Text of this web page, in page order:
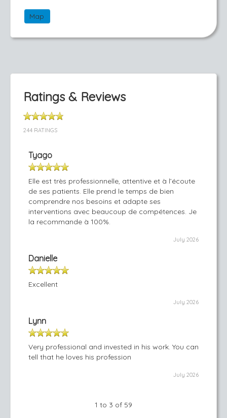
Map
Ratings & Reviews
244 RATINGS
Tyago
Elle est très professionnelle, attentive et à l’écoute
de ses patients. Elle prend le temps de bien
comprendre nos besoins et adapte ses
interventions avec beaucoup de compétences. Je
la recommande à 100%.
July 2026
Danielle
Excellent
July 2026
Lynn
Very professional and invested in his work. You can
tell that he loves his profession
July 2026
1 to 3 of 59